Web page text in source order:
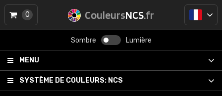
CouleursNCS.fr
Sombre Lumière
MENU
SYSTÈME DE COULEURS: NCS
0